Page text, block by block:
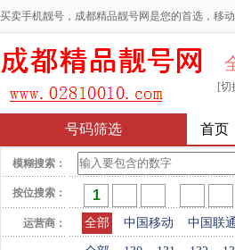
买卖手机靓号，成都精品靓号网是您的首选，移
[切
号码筛选 首页
模糊搜索：
按位搜索：
运营商： 全部 中国移动 中国联通